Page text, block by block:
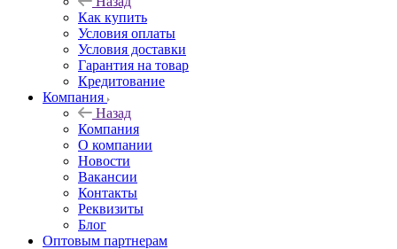
Как купить
Условия оплаты
Условия доставки
Гарантия на товар
Кредитование
Компания
Назад
Компания
О компании
Новости
Вакансии
Контакты
Реквизиты
Блог
Оптовым партнерам